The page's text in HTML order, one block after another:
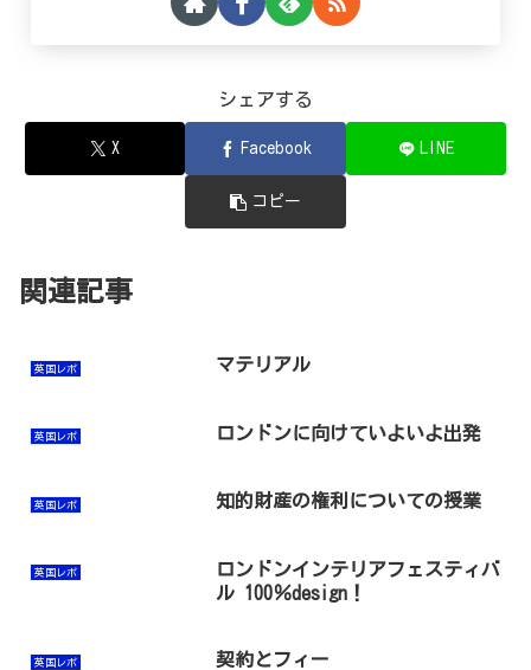
シェアする
X Facebook LINE
コピー
関連記事
英国レポ マテリアル
英国レポ ロンドンに向けていよいよ出発
英国レポ 知的財産の権利についての授業
英国レポ
ロンドンインテリアフェスティバ
ル 100％design！
英国レポ 契約とフィー